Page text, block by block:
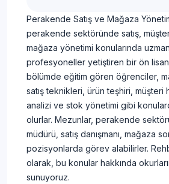
Perakende Satış ve Mağaza
perakende sektöründe satış,
mağaza yönetimi konularında
profesyoneller yetiştiren bir ön
bölümde eğitim gören öğrenciler,
satış teknikleri, ürün teşhiri, müşteri
analizi ve stok yönetimi gibi
olurlar. Mezunlar, perakende
müdürü, satış danışmanı, mağaza
pozisyonlarda görev alabilirler.
olarak, bu konular hakkında
sunuyoruz.